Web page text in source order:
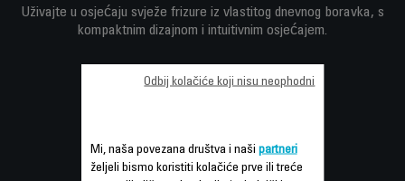
Uživajte u osjećaju svježe frizure iz vlastitog dnevnog boravka, s
kompaktnim dizajnom i intuitivnim osjećajem.
Mi, naša povezana društva i naši partneri
željeli bismo koristiti kolačiće prve ili treće
Odbij kolačiće koji nisu neophodni